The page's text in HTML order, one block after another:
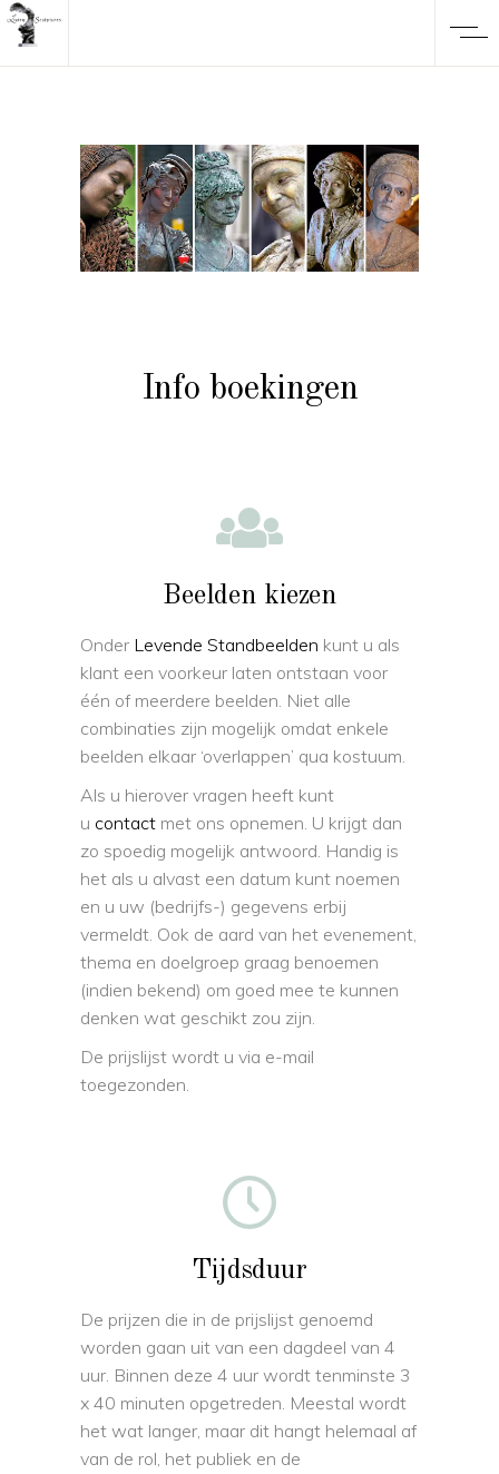
Info boekingen
Beelden kiezen
Onder Levende Standbeelden kunt u als
klant een voorkeur laten ontstaan voor
één of meerdere beelden. Niet alle
combinaties zijn mogelijk omdat enkele
beelden elkaar ‘overlappen’ qua kostuum.
Als u hierover vragen heeft kunt
u contactmet ons opnemen. U krijgt dan
zo spoedig mogelijk antwoord. Handig is
het als u alvast een datum kunt noemen
en u uw (bedrijfs-) gegevens erbij
vermeldt. Ook de aard van het evenement,
thema en doelgroep graag benoemen
(indien bekend) om goed mee te kunnen
denken wat geschikt zou zijn.
De prijslijst wordt u via e-mail
toegezonden.
Tijdsduur
De prijzen die in de prijslijst genoemd
worden gaan uit van een dagdeel van 4
uur. Binnen deze 4 uur wordt tenminste 3
x 40 minuten opgetreden. Meestal wordt
het wat langer, maar dit hangt helemaal af
van de rol, het publiek en de